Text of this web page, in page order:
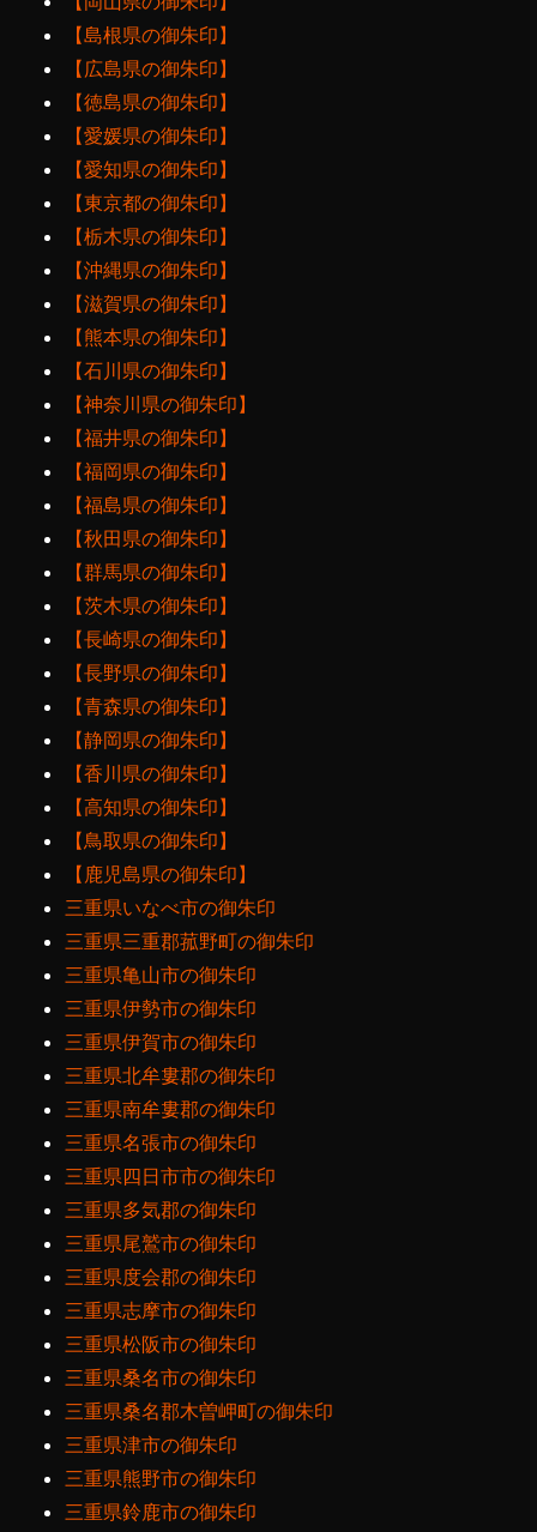
【島根県の御朱印】
【広島県の御朱印】
【徳島県の御朱印】
【愛媛県の御朱印】
【愛知県の御朱印】
【東京都の御朱印】
【栃木県の御朱印】
【沖縄県の御朱印】
【滋賀県の御朱印】
【熊本県の御朱印】
【石川県の御朱印】
【神奈川県の御朱印】
【福井県の御朱印】
【福岡県の御朱印】
【福島県の御朱印】
【秋田県の御朱印】
【群馬県の御朱印】
【茨木県の御朱印】
【長崎県の御朱印】
【長野県の御朱印】
【青森県の御朱印】
【静岡県の御朱印】
【香川県の御朱印】
【高知県の御朱印】
【鳥取県の御朱印】
【鹿児島県の御朱印】
三重県いなべ市の御朱印
三重県三重郡菰野町の御朱印
三重県亀山市の御朱印
三重県伊勢市の御朱印
三重県伊賀市の御朱印
三重県北牟婁郡の御朱印
三重県南牟婁郡の御朱印
三重県名張市の御朱印
三重県四日市市の御朱印
三重県多気郡の御朱印
三重県尾鷲市の御朱印
三重県度会郡の御朱印
三重県志摩市の御朱印
三重県松阪市の御朱印
三重県桑名市の御朱印
三重県桑名郡木曽岬町の御朱印
三重県津市の御朱印
三重県熊野市の御朱印
三重県鈴鹿市の御朱印